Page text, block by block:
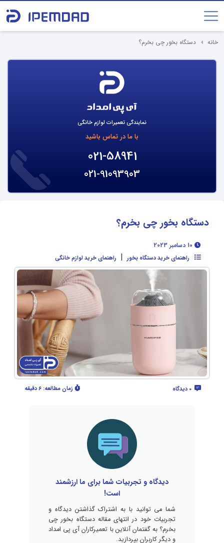
خانه دستگاه بخور چی بخرم؟
نمایندگی تعمیرات لوازم خانگی
با ما در تماس باشید
021-58941
021-91093903
دستگاه بخور چی بخرم؟
راهنمای خرید دستگاه بخور | راهنمای خرید لوازم خانگی
زمان مطالعه: 6 دقیقه
دیدگاه و تجربیات شما برای ما ارزشمند
است!
شما می توانید با به اشتراک گذاشتن دیدگاه و
تجربیات خود در انتهای مقاله دستگاه بخور چی
بخرم؟ به گفتمان آنلاین با تعمیرکاران آی پی امداد
و دیگر کاربران بپردازید.